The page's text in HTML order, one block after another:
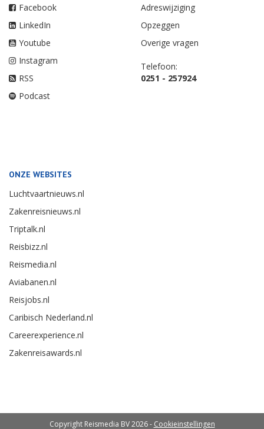
Facebook
LinkedIn
Youtube
Instagram
RSS
Podcast
Adreswijziging
Opzeggen
Overige vragen
Telefoon:
0251 - 257924
ONZE WEBSITES
Luchtvaartnieuws.nl
Zakenreisnieuws.nl
Triptalk.nl
Reisbizz.nl
Reismedia.nl
Aviabanen.nl
Reisjobs.nl
Caribisch Nederland.nl
Careerexperience.nl
Zakenreisawards.nl
Copyright Reismedia BV 2026 - Cookieinstellingen